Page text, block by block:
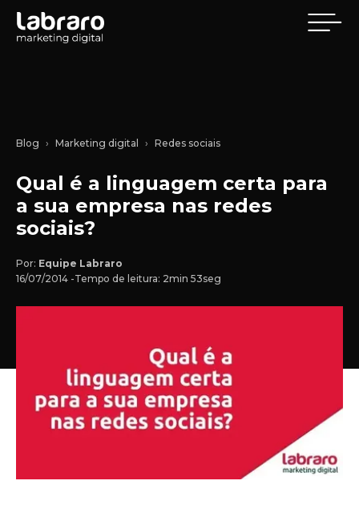
Blog Marketing digital Redes sociais
Qual é a linguagem certa para
a sua empresa nas redes
sociais?
Por: Equipe Labraro
16/07/2014 -Tempo de leitura: 2min 53seg